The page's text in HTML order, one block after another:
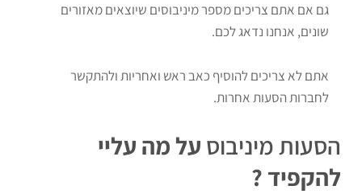
גם אם אתם צריכים מספר מיניבוסים שיוצאים מאזורים
שונים, אנחנו נדאג לכם.
אתם לא צריכים להוסיף כאב ראש ואחריות ולהתקשר
לחברות הסעות אחרות.
הסעות מיניבוס על מה עליי
להקפיד ?